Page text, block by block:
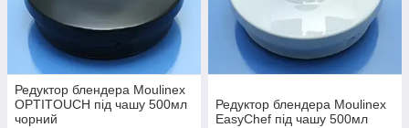
Редуктор блендера Moulinex
OPTITOUCH під чашу 500мл
чорний
Редуктор блендера Moulinex
EasyChef під чашу 500мл